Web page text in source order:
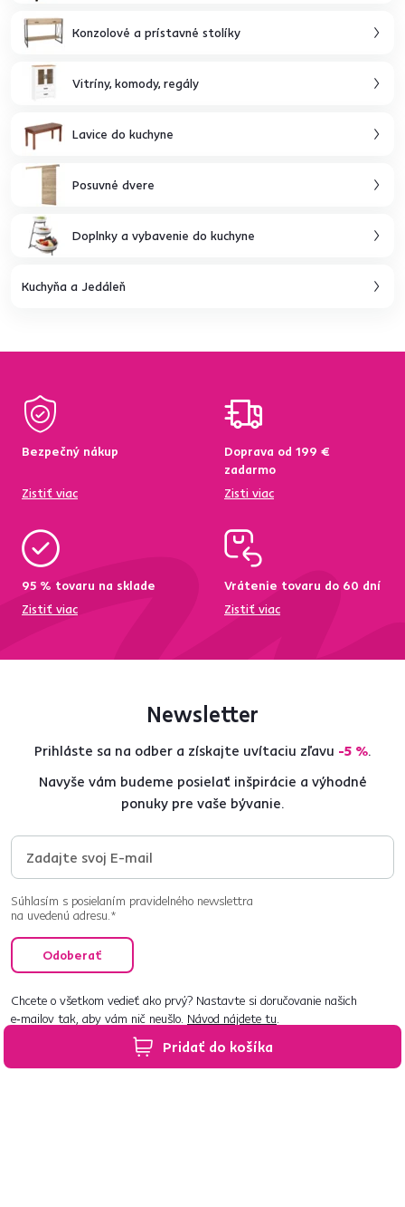
Pridať do košíka
Konzolové a prístavné stolíky
Vitríny, komody, regály
Lavice do kuchyne
Posuvné dvere
Doplnky a vybavenie do kuchyne
Kuchyňa a Jedáleň
Bezpečný nákup
Zistiť viac
Doprava od 199 €
zadarmo
Zisti viac
95 % tovaru na sklade
Zistiť viac
Vrátenie tovaru do 60 dní
Zistiť viac
Newsletter
Prihláste sa na odber a získajte uvítaciu zľavu -5 %.
Navyše vám budeme posielať inšpirácie a výhodné
ponuky pre vaše bývanie.
Súhlasím s posielaním pravidelného newslettra
na uvedenú adresu.*
Odoberať
Chcete o všetkom vedieť ako prvý? Nastavte si doručovanie našich
e‑mailov tak, aby vám nič neušlo. Návod nájdete tu.